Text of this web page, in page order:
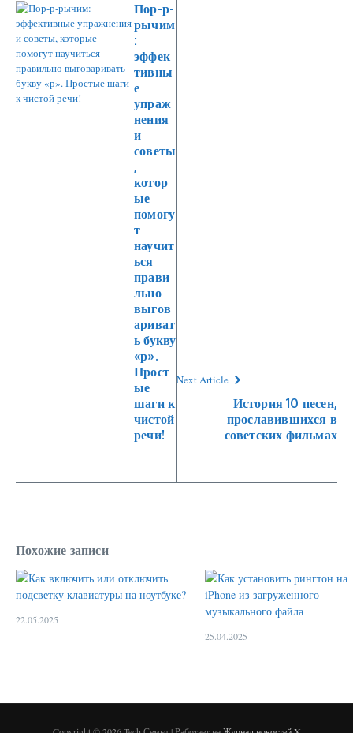
Пор-р-
рычим
:
эффек
тивны
е
упраж
нения
и
советы
,
котор
ые
помогу
т
научит
ься
прави
льно
выгов
ариват
ь букву
«р».
Прост
ые
шаги к
чистой
речи!
Next Article
История 10 песен,
прославившихся в
советских фильмах
Похожие записи
22.05.2025
25.04.2025